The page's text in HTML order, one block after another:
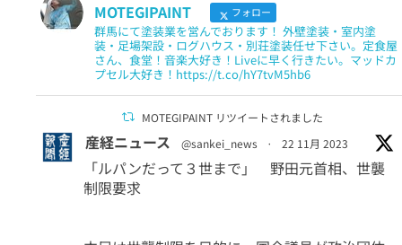
MOTEGIPAINT フォロー
群馬にて塗装業を営んでおります！ 外壁塗装・室内塗
装・足場架設・ログハウス・別荘塗装任せ下さい。定食屋
さん、食堂！音楽大好き！Liveに早く行きたい。マッドカ
プセル大好き！https://t.co/hY7tvM5hb6
MOTEGIPAINT リツイートされました
産経ニュース @sankei_news · 22 11月 2023
「ルパンだって３世まで」 野田元首相、世襲
制限要求